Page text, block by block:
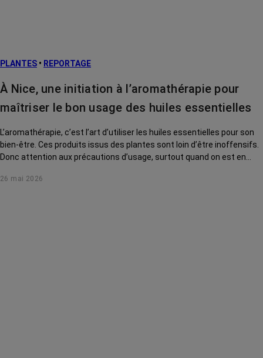
Traitements
La vie autour
PLANTES • REPORTAGE
À Nice, une initiation à l’aromathérapie pour
maîtriser le bon usage des huiles essentielles
L’aromathérapie, c’est l’art d’utiliser les huiles essentielles pour son
bien-être. Ces produits issus des plantes sont loin d’être inoffensifs.
Donc attention aux précautions d’usage, surtout quand on est en
auprès d’une experte.
26 mai 2026